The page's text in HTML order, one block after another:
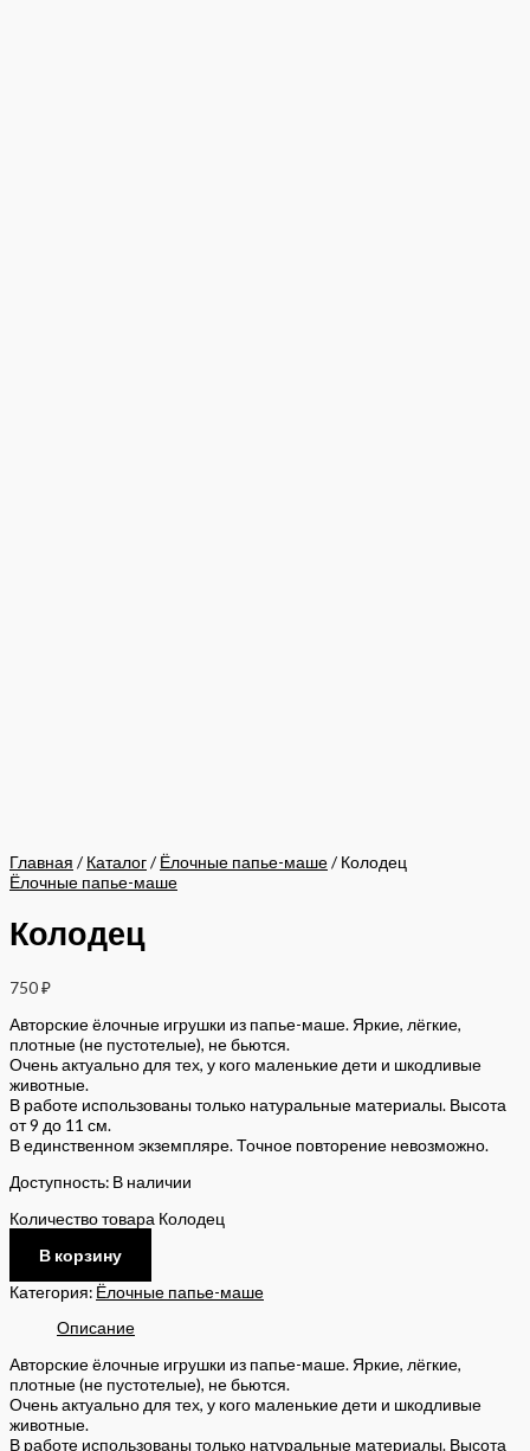
Главная / Каталог/ Ёлочные папье-маше/ Колодец
Ёлочные папье-маше
Колодец
750₽
Авторские ёлочные игрушки из папье-маше. Яркие, лёгкие,
плотные (не пустотелые), не бьются.
Очень актуально для тех, у кого маленькие дети и шкодливые
животные.
В работе использованы только натуральные материалы. Высота
от 9 до 11 см.
В единственном экземпляре. Точное повторение невозможно.
Доступность: В наличии
Количество товара Колодец
В корзину
Категория: Ёлочные папье-маше
Описание
Авторские ёлочные игрушки из папье-маше. Яркие, лёгкие,
плотные (не пустотелые), не бьются.
Очень актуально для тех, у кого маленькие дети и шкодливые
животные.
В работе использованы только натуральные материалы. Высота